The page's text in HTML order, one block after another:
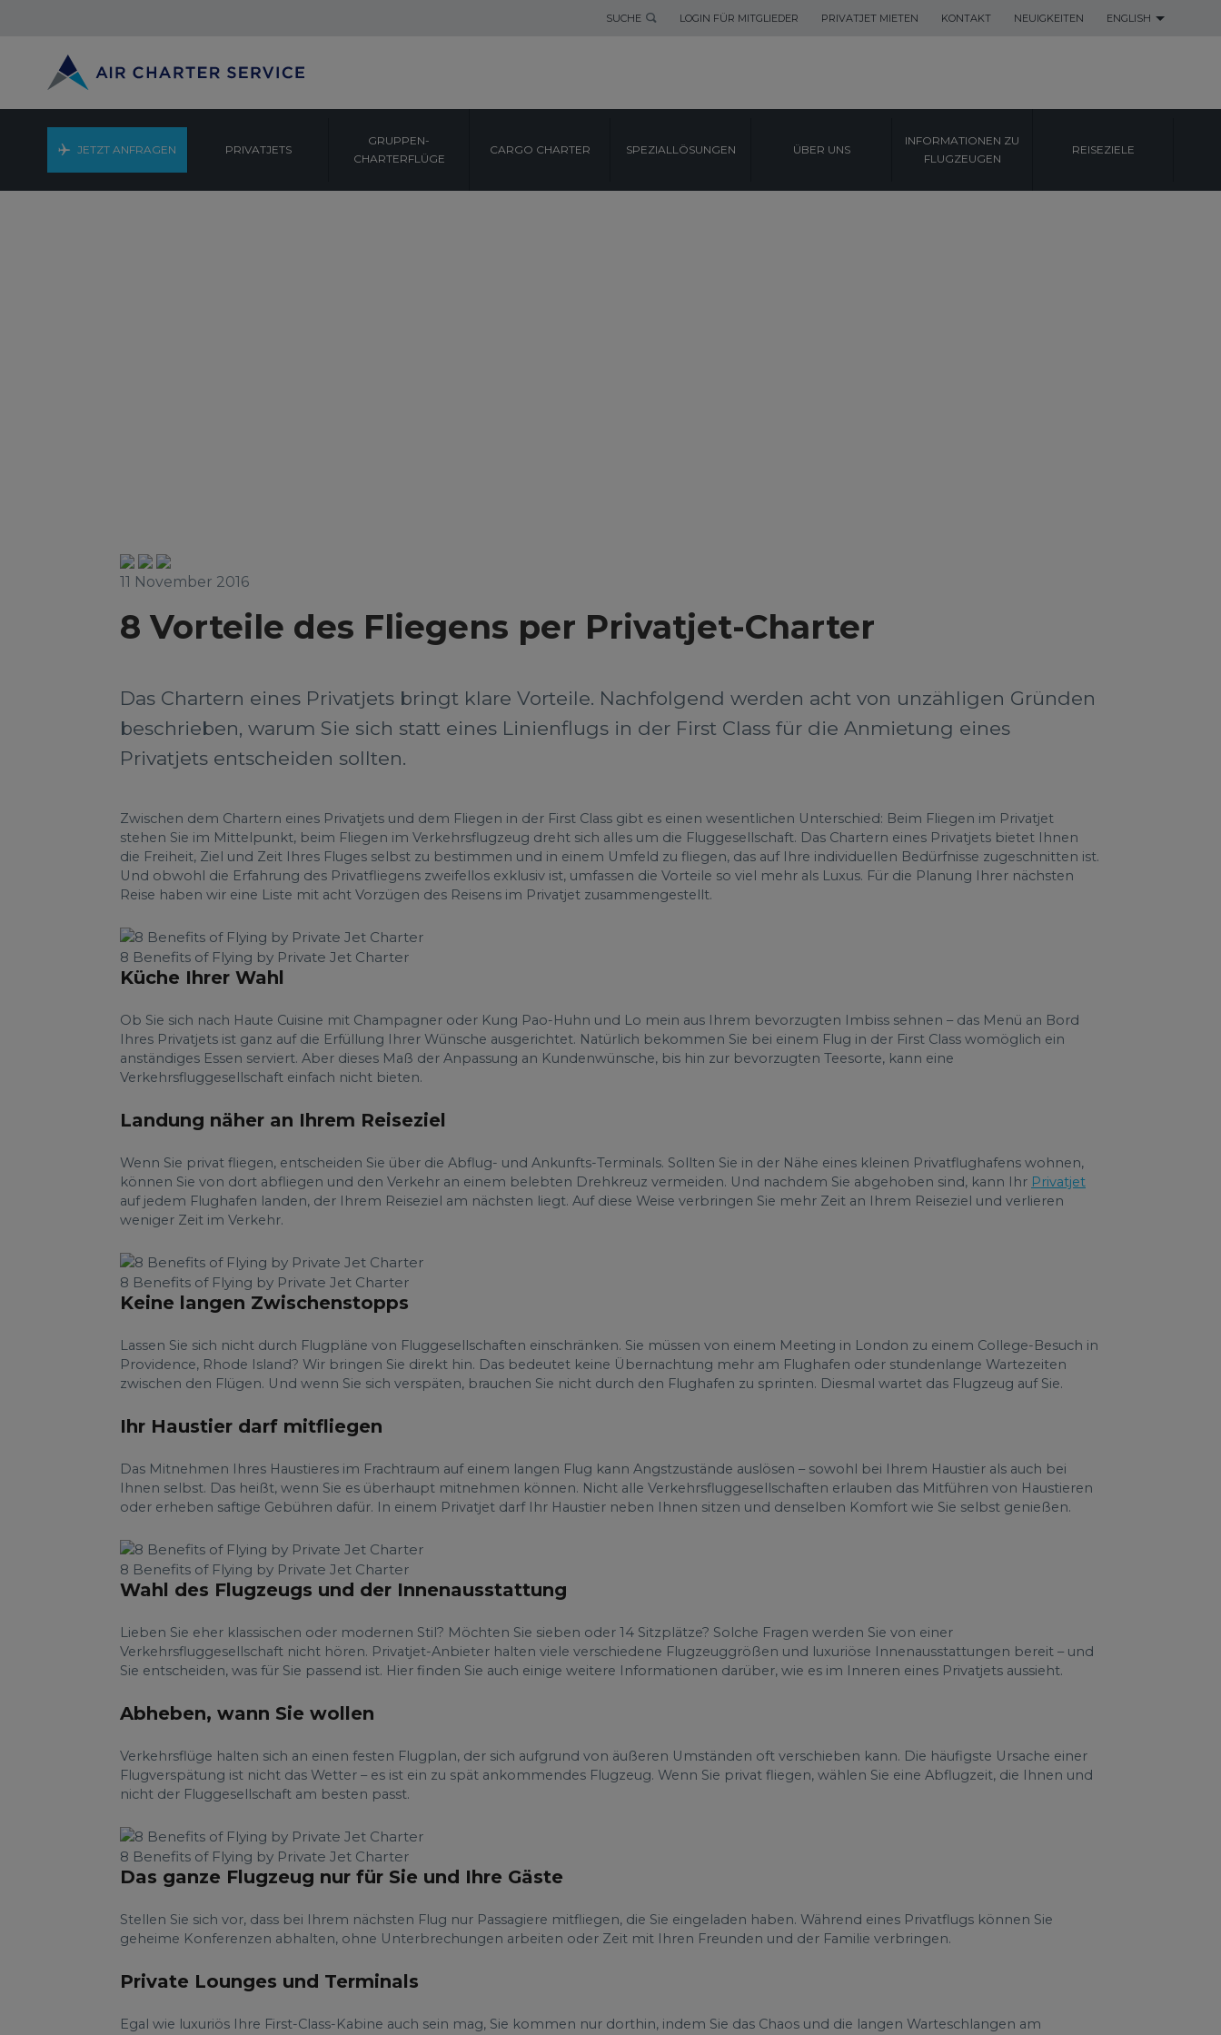
SUCHE LOGIN FÜR MITGLIEDER PRIVATJET MIETEN KONTAKT NEUIGKEITEN ENGLISH
JETZT ANFRAGEN PRIVATJETS
GRUPPEN-
CHARTERFLÜGE
CARGO CHARTER SPEZIALLÖSUNGEN ÜBER UNS
INFORMATIONEN ZU
FLUGZEUGEN
REISEZIELE
11 November 2016
8 Vorteile des Fliegens per Privatjet-Charter
Das Chartern eines Privatjets bringt klare Vorteile. Nachfolgend werden acht von unzähligen Gründen
beschrieben, warum Sie sich statt eines Linienflugs in der First Class für die Anmietung eines
Privatjets entscheiden sollten.
Zwischen dem Chartern eines Privatjets und dem Fliegen in der First Class gibt es einen wesentlichen Unterschied: Beim Fliegen im Privatjet
stehen Sie im Mittelpunkt, beim Fliegen im Verkehrsflugzeug dreht sich alles um die Fluggesellschaft. Das Chartern eines Privatjets bietet Ihnen
die Freiheit, Ziel und Zeit Ihres Fluges selbst zu bestimmen und in einem Umfeld zu fliegen, das auf Ihre individuellen Bedürfnisse zugeschnitten ist.
Und obwohl die Erfahrung des Privatfliegens zweifellos exklusiv ist, umfassen die Vorteile so viel mehr als Luxus. Für die Planung Ihrer nächsten
Reise haben wir eine Liste mit acht Vorzügen des Reisens im Privatjet zusammengestellt.
8 Benefits of Flying by Private Jet Charter
Küche Ihrer Wahl
Ob Sie sich nach Haute Cuisine mit Champagner oder Kung Pao-Huhn und Lo mein aus Ihrem bevorzugten Imbiss sehnen – das Menü an Bord
Ihres Privatjets ist ganz auf die Erfüllung Ihrer Wünsche ausgerichtet. Natürlich bekommen Sie bei einem Flug in der First Class womöglich ein
anständiges Essen serviert. Aber dieses Maß der Anpassung an Kundenwünsche, bis hin zur bevorzugten Teesorte, kann eine
Verkehrsfluggesellschaft einfach nicht bieten.
Landung näher an Ihrem Reiseziel
Wenn Sie privat fliegen, entscheiden Sie über die Abflug- und Ankunfts-Terminals. Sollten Sie in der Nähe eines kleinen Privatflughafens wohnen,
können Sie von dort abfliegen und den Verkehr an einem belebten Drehkreuz vermeiden. Und nachdem Sie abgehoben sind, kann Ihr Privatjet
auf jedem Flughafen landen, der Ihrem Reiseziel am nächsten liegt. Auf diese Weise verbringen Sie mehr Zeit an Ihrem Reiseziel und verlieren
weniger Zeit im Verkehr.
8 Benefits of Flying by Private Jet Charter
Keine langen Zwischenstopps
Lassen Sie sich nicht durch Flugpläne von Fluggesellschaften einschränken. Sie müssen von einem Meeting in London zu einem College-Besuch in
Providence, Rhode Island? Wir bringen Sie direkt hin. Das bedeutet keine Übernachtung mehr am Flughafen oder stundenlange Wartezeiten
zwischen den Flügen. Und wenn Sie sich verspäten, brauchen Sie nicht durch den Flughafen zu sprinten. Diesmal wartet das Flugzeug auf Sie.
Ihr Haustier darf mitfliegen
Das Mitnehmen Ihres Haustieres im Frachtraum auf einem langen Flug kann Angstzustände auslösen – sowohl bei Ihrem Haustier als auch bei
Ihnen selbst. Das heißt, wenn Sie es überhaupt mitnehmen können. Nicht alle Verkehrsfluggesellschaften erlauben das Mitführen von Haustieren
oder erheben saftige Gebühren dafür. In einem Privatjet darf Ihr Haustier neben Ihnen sitzen und denselben Komfort wie Sie selbst genießen.
8 Benefits of Flying by Private Jet Charter
Wahl des Flugzeugs und der Innenausstattung
Lieben Sie eher klassischen oder modernen Stil? Möchten Sie sieben oder 14 Sitzplätze? Solche Fragen werden Sie von einer
Verkehrsfluggesellschaft nicht hören. Privatjet-Anbieter halten viele verschiedene Flugzeuggrößen und luxuriöse Innenausstattungen bereit – und
Sie entscheiden, was für Sie passend ist. Hier finden Sie auch einige weitere Informationen darüber, wie es im Inneren eines Privatjets aussieht.
Abheben, wann Sie wollen
Verkehrsflüge halten sich an einen festen Flugplan, der sich aufgrund von äußeren Umständen oft verschieben kann. Die häufigste Ursache einer
Flugverspätung ist nicht das Wetter – es ist ein zu spät ankommendes Flugzeug. Wenn Sie privat fliegen, wählen Sie eine Abflugzeit, die Ihnen und
nicht der Fluggesellschaft am besten passt.
8 Benefits of Flying by Private Jet Charter
Das ganze Flugzeug nur für Sie und Ihre Gäste
Stellen Sie sich vor, dass bei Ihrem nächsten Flug nur Passagiere mitfliegen, die Sie eingeladen haben. Während eines Privatflugs können Sie
geheime Konferenzen abhalten, ohne Unterbrechungen arbeiten oder Zeit mit Ihren Freunden und der Familie verbringen.
Private Lounges und Terminals
Egal wie luxuriös Ihre First-Class-Kabine auch sein mag, Sie kommen nur dorthin, indem Sie das Chaos und die langen Warteschlangen am